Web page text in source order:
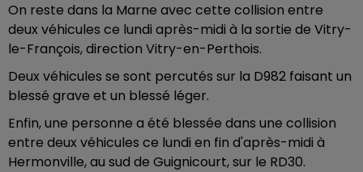
On reste dans la Marne avec cette collision entre
deux véhicules ce lundi après-midi à la sortie de Vitry-
le-François, direction Vitry-en-Perthois.
Deux véhicules se sont percutés sur la D982 faisant un
blessé grave et un blessé léger.
Enfin, une personne a été blessée dans une collision
entre deux véhicules ce lundi en fin d'après-midi à
Hermonville, au sud de Guignicourt, sur le RD30.